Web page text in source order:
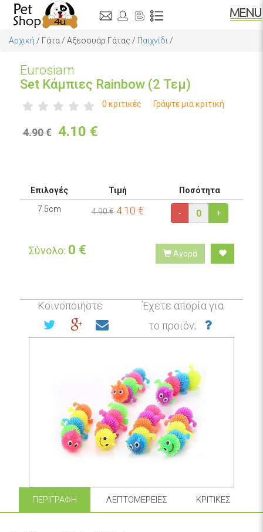
Αρχική / Γάτα / Αξεσουάρ Γάτας / Παιχνίδι /
Eurosiam
Set Κάμπιες Rainbow (2 Τεμ)
0 κριτικές Γράψτε μια κριτική
4.90 € 4.10 €
Επιλογές Τιμή
Ποσότητα
7.5cm
4.90 € 4.10 € - +
Σύνολο: 0 € Αγορά
Κοινοποιήστε
Έχετε απορία για
το προϊόν;
ΠΕΡΙΓΡΑΦΉ ΛΕΠΤΟΜΈΡΕΙΕΣ ΚΡΙΤΙΚΈΣ